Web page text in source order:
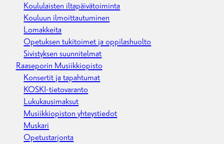
Koululaisten iltapäivätoiminta
Kouluun ilmoittautuminen
Lomakkeita
Opetuksen tukitoimet ja oppilashuolto
Sivistyksen suunnitelmat
Raaseporin Musiikkiopisto
Konsertit ja tapahtumat
KOSKI-tietovaranto
Lukukausimaksut
Musiikkiopiston yhteystiedot
Muskari
Opetustarjonta